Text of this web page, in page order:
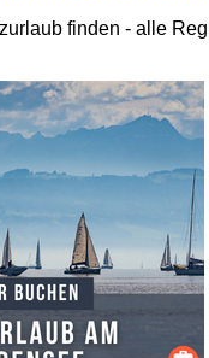
finden - alle